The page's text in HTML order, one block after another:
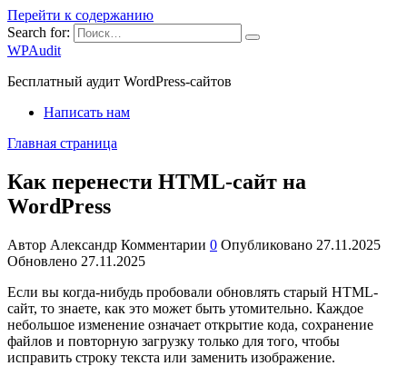
Перейти к содержанию
Search for:
WPAudit
Бесплатный аудит WordPress-сайтов
Написать нам
Главная страница
Как перенести HTML-сайт на
WordPress
Автор Александр Комментарии 0 Опубликовано 27.11.2025
Обновлено 27.11.2025
Если вы когда-нибудь пробовали обновлять старый HTML-
сайт, то знаете, как это может быть утомительно. Каждое
небольшое изменение означает открытие кода, сохранение
файлов и повторную загрузку только для того, чтобы
исправить строку текста или заменить изображение.